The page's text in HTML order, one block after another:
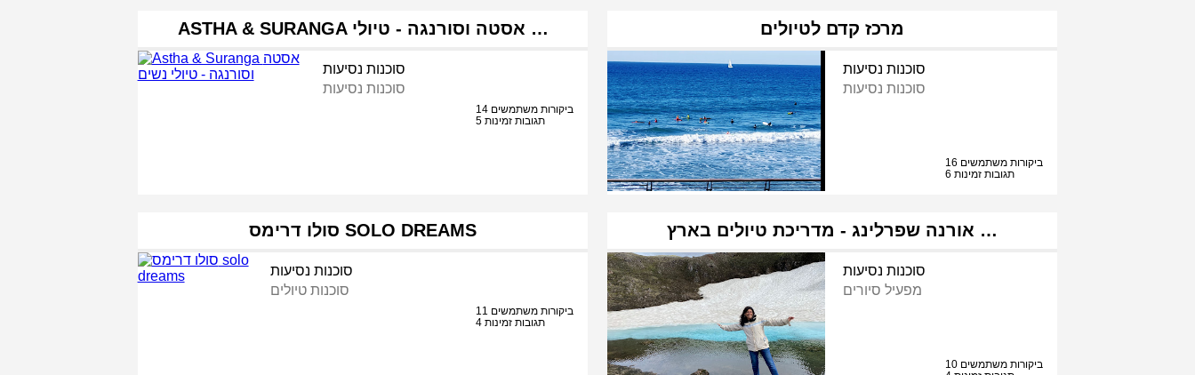
ASTHA & SURANGA אסטה וסורנגה - טיולי …
סוכנות נסיעות
סוכנות נסיעות
14 ביקורות משתמשים
5 תגובות זמינות
מרכז קדם לטיולים
סוכנות נסיעות
סוכנות נסיעות
16 ביקורות משתמשים
6 תגובות זמינות
סולו דרימס SOLO DREAMS
סוכנות נסיעות
סוכנות טיולים
11 ביקורות משתמשים
4 תגובות זמינות
אורנה שפרלינג - מדריכת טיולים בארץ …
סוכנות נסיעות
מפעיל סיורים
10 ביקורות משתמשים